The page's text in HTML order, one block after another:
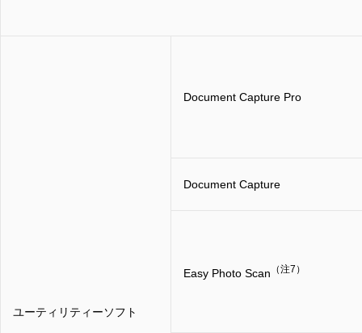
ユーティリティーソフト
Document Capture Pro
Document Capture
Easy Photo Scan （注7）